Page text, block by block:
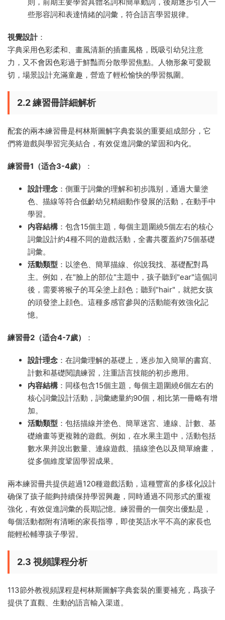
些形容詞和表達情緒的詞彙，符合語言學習規律。
視覺設計：
字典采用色彩柔和、畫風清新的插畫風格，既吸引幼兒注意
力，又不會因色彩過于鮮豔而分散學習焦點。人物形象可愛親
切，場景設計充滿童趣，營造了輕松愉快的學習氛圍。
2.2 練習冊詳細解析
配套的兩本練習冊是柯林斯圖解字典套裝的重要組成部分，它
們将遊戲與學習完美結合，有效促進詞彙的鞏固和内化。
練習冊1（适合3-4歲） ：
設計理念 ：側重于詞彙的理解和初步識别，通過大量塗
色、描線等符合低齡幼兒精細動作發展的活動，在動手中
學習。
内容結構 ：包含15個主題，每個主題圍繞5個左右的核心
詞彙設計約4種不同的遊戲活動，全書共覆蓋約75個基礎
詞彙。
活動類型 ：以塗色、簡單描線、你說我找、基礎配對爲
主。例如，在"臉上的部位"主題中，孩子聽到"ear"這個詞
後，需要将猴子的耳朵塗上顔色；聽到"hair"，就把女孩
的頭發塗上顔色。這種多感官參與的活動能有效強化記
憶。
練習冊2（适合4-7歲） ：
設計理念 ：在詞彙理解的基礎上，逐步加入簡單的書寫、
計數和基礎閱讀練習，注重語言技能的初步應用。
内容結構 ：同樣包含15個主題，每個主題圍繞6個左右的
核心詞彙設計活動，詞彙總量約90個，相比第一冊略有增
加。
活動類型 ：包括描線并塗色、簡單迷宮、連線、計數、基
礎繪畫等更複雜的遊戲。例如，在水果主題中，活動包括
數水果并說出數量、連線遊戲、描線塗色以及簡單繪畫，
從多個維度鞏固學習成果。
兩本練習冊共提供超過120種遊戲活動，這種豐富的多樣化設計
确保了孩子能夠持續保持學習興趣，同時通過不同形式的重複
強化，有效促進詞彙的長期記憶。練習冊的一個突出優點是，
每個活動都附有清晰的家長指導，即使英語水平不高的家長也
能輕松輔導孩子學習。
2.3 視頻課程分析
113節外教視頻課程是柯林斯圖解字典套裝的重要補充，爲孩子
提供了直觀、生動的語言輸入渠道。